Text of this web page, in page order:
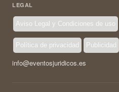
LEGAL
Aviso Legal y Condiciones de uso
Política de privacidad Publicidad
info@eventosjuridicos.es